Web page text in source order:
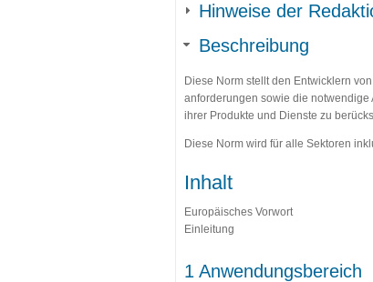
Hinweise der
Beschreibung
Diese Norm stellt den Entwicklern
anforderungen sowie die notwendige
ihrer Produkte und Dienste zu
Diese Norm wird für alle Sektoren
Inhalt
Europäisches Vorwort
Einleitung
1 Anwendungsbereich